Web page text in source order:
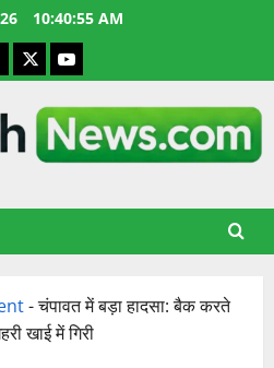
10:40:55 AM
X YouTube
-चंपावत में बड़ा हादसा: बैक करते
खाई में गिरी